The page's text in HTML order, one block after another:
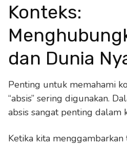
Konteks:
dan Dunia
Penting untuk memahami
“absis” sering digunakan.
absis sangat penting dalam
Ketika kita